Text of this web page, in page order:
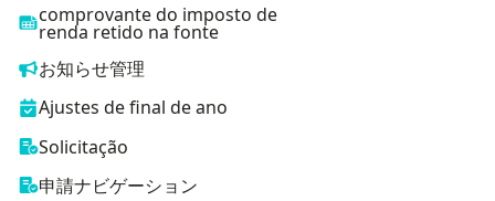
comprovante do imposto de
renda retido na fonte
お知らせ管理
Ajustes de final de ano
Solicitação
申請ナビゲーション